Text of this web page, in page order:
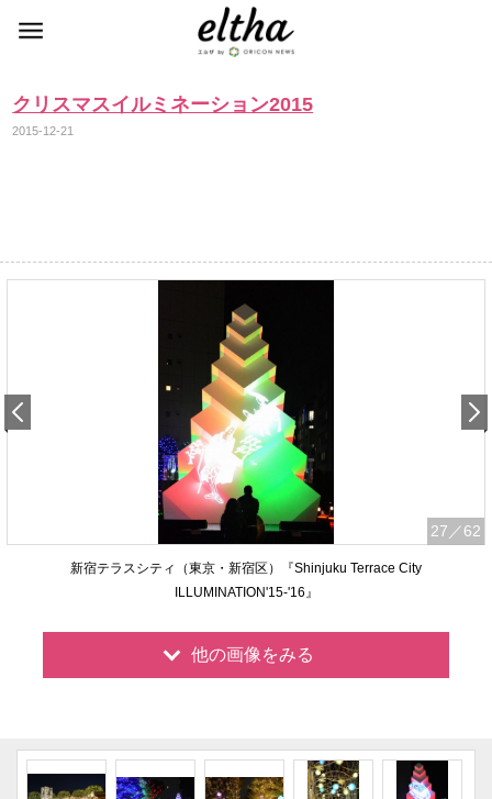
クリスマスイルミネーション2015
2015-12-21
27 ／62
新宿テラスシティ（東京・新宿区）『Shinjuku Terrace City
ILLUMINATION'15-'16』
他の画像をみる